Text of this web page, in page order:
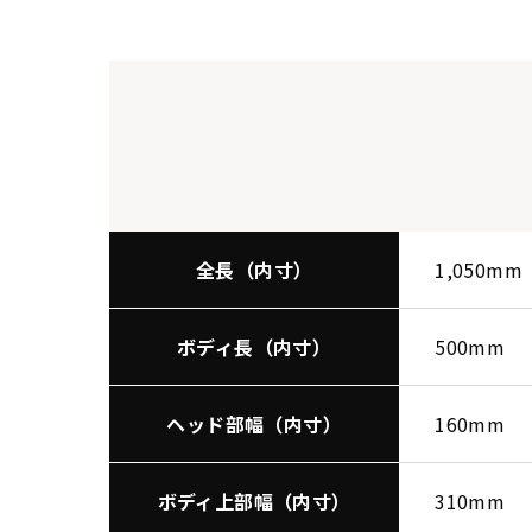
全長（内寸） 1,050mm
ボディ長（内寸） 500mm
ヘッド部幅（内寸） 160mm
ボディ上部幅（内寸） 310mm